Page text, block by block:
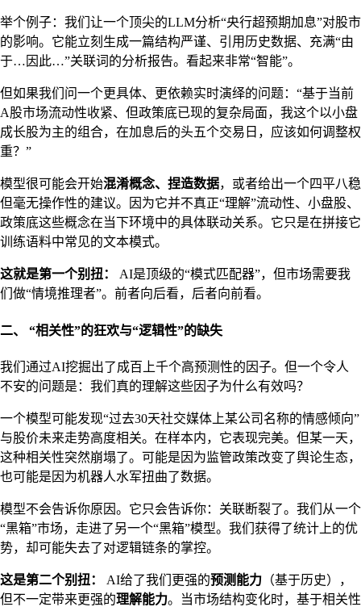
举个例子：我们让一个顶尖的LLM分析“央行超预期加息”对股市
的影响。它能立刻生成一篇结构严谨、引用历史数据、充满“由
于…因此…”关联词的分析报告。看起来非常“智能”。
但如果我们问一个更具体、更依赖实时演绎的问题：“基于当前
A股市场流动性收紧、但政策底已现的复杂局面，我这个以小盘
成长股为主的组合，在加息后的头五个交易日，应该如何调整权
重？”
模型很可能会开始混淆概念、捏造数据，或者给出一个四平八稳
但毫无操作性的建议。因为它并不真正“理解”流动性、小盘股、
政策底这些概念在当下环境中的具体联动关系。它只是在拼接它
训练语料中常见的文本模式。
这就是第一个别扭：
AI是顶级的“模式匹配器”，但市场需要我
们做“情境推理者”。前者向后看，后者向前看。
二、 “相关性”的狂欢与“逻辑性”的缺失
我们通过AI挖掘出了成百上千个高预测性的因子。但一个令人
不安的问题是：我们真的理解这些因子为什么有效吗？
一个模型可能发现“过去30天社交媒体上某公司名称的情感倾向”
与股价未来走势高度相关。在样本内，它表现完美。但某一天，
这种相关性突然崩塌了。可能是因为监管政策改变了舆论生态，
也可能是因为机器人水军扭曲了数据。
模型不会告诉你原因。它只会告诉你：关联断裂了。我们从一个
“黑箱”市场，走进了另一个“黑箱”模型。我们获得了统计上的优
势，却可能失去了对逻辑链条的掌控。
这是第二个别扭： AI给了我们更强的预测能力 （基于历史），
但不一定带来更强的理解能力。当市场结构变化时，基于相关性